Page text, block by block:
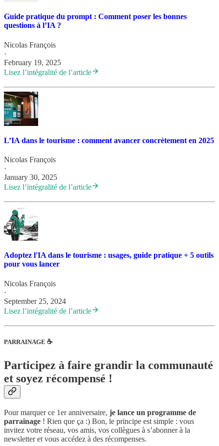
Guide pratique du prompt : Comment poser les bonnes
questions à l’IA ?
Nicolas François
·
February 19, 2025
Lisez l’intégralité de l’article
L’IA dans le tourisme : comment avancer concrètement en 2025
Nicolas François
·
January 30, 2025
Lisez l’intégralité de l’article
Adoptez l'IA dans le tourisme : usages, guide pratique + 5 outils
pour vous lancer
Nicolas François
·
September 25, 2024
Lisez l’intégralité de l’article
PARRAINAGE ☕️
Participez à faire grandir la communauté
et soyez récompensé !
Pour marquer ce 1er anniversaire, je lance un programme de
parrainage ! Rien que ça :) Bon, le principe est simple : vous
invitez votre réseau, vos amis, vos collègues à s’abonner à la
newsletter et vous accédez à des récompenses.